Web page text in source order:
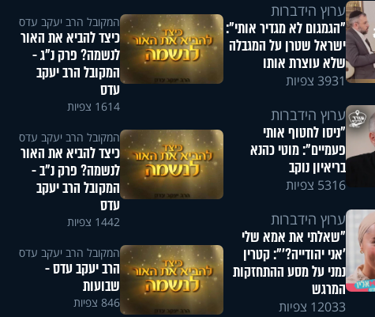
ערוץ הידברות
"הגמגום לא מגדיר אותי":
ישראל שטרן על המגבלה
שלא עוצרת אותו
3931 צפיות
ערוץ הידברות
"ניסו לחטוף אותי
פעמיים": מוטי כהנא
בריאיון נוקב
5316 צפיות
ערוץ הידברות
"שאלתי את אמא שלי
'אני יהודייה?'": קטרין
נמני על מסע ההתחזקות
המרגש
12033 צפיות
המקובל הרב יעקב עדס
כיצד להביא את האור
לנשמה? פרק נ"ג -
המקובל הרב יעקב
עדס
1614 צפיות
המקובל הרב יעקב עדס
כיצד להביא את האור
לנשמה? פרק נ"ב -
המקובל הרב יעקב
עדס
1442 צפיות
המקובל הרב יעקב עדס
הרב יעקב עדס -
שבועות
846 צפיות